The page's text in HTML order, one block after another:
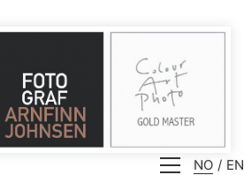
NO EN